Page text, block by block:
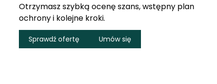
Otrzymasz szybką ocenę szans, wstępny plan
ochrony i kolejne kroki.
Sprawdź ofertę Umów się